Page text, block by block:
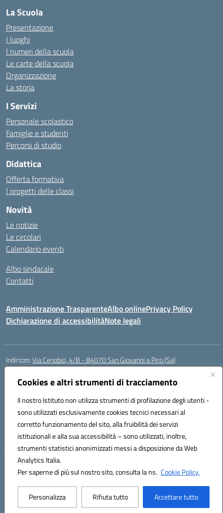
Cookies e altri strumenti di tracciamento
Il nostro Istituto non utilizza strumenti di profilazione degli utenti -
sono utilizzati esclusivamente cookies tecnici necessari al
corretto funzionamento del sito, alla fruibilità dei servizi
istituzionali e alla sua accessibilità – sono utilizzati, inoltre,
strumenti statistici anonimizzati messi a disposizione da Web
Analytics Italia.
Per saperne di più sul nostro sito, consulta la ns. Cookie Policy.
Personalizza Rifiuta tutto Accettare tutto
La Scuola
Presentazione
I luoghi
I numeri della scuola
Le carte della scuola
Organizzazione
La storia
I Servizi
Personale scolastico
Famiglie e studenti
Percorsi di studio
Didattica
Offerta formativa
I progetti delle classi
Novità
Le notizie
Le circolari
Calendario eventi
Albo sindacale
Contatti
Amministrazione TrasparenteAlbo onlinePrivacy Policy
Dichiarazione di accessibilitàNote legali
Indirizzo:Via Cenobio, 4/B - 84070 San Giovanni a Piro (Sa)
Centralino:
Posta elettronica certificata (PEC):saic815005@pec.istruzione.it
Codice fiscale: 84001740657
Codice meccanografico:SAIC815005
Codice Indice delle Pubbliche Amministrazioni (IPA): istsc_SAIC815005
Codice unico di fatturazione (CUF): UFDQ9V
Hosting & Powered by 3D Solution S.r.l.
Concept & Design by Designers Italia